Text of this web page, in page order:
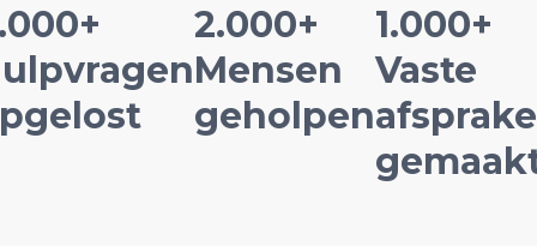
2.000+
Mensen
geholpen
1.000+
Vaste